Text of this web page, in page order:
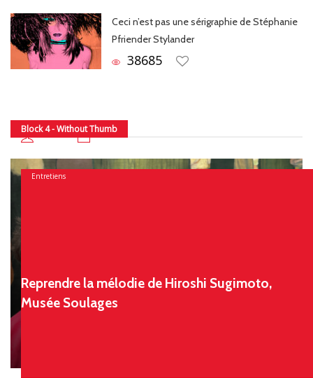
Ceci n’est pas une sérigraphie de Stéphanie
Pfriender Stylander
38685
Block 4 - Without Thumb
Entretiens
Reprendre la mélodie de Hiroshi Sugimoto,
Musée Soulages